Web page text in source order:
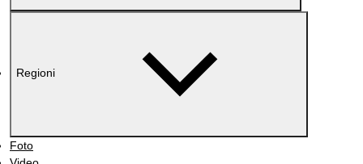
Regioni
Foto